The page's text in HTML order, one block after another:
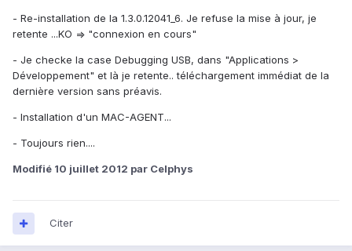
- Re-installation de la 1.3.0.12041_6. Je refuse la mise à jour, je
retente ...KO => "connexion en cours"
- Je checke la case Debugging USB, dans "Applications >
Développement" et là je retente.. téléchargement immédiat de la
dernière version sans préavis.
- Installation d'un MAC-AGENT...
- Toujours rien....
Modifié 10 juillet 2012 par Celphys
Citer